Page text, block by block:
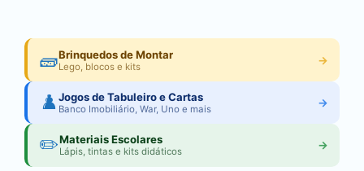
🧱Brinquedos de Montar
Lego, blocos e kits →
♟️Jogos de Tabuleiro e Cartas
Banco Imobiliário, War, Uno e mais →
✏️Materiais Escolares
Lápis, tintas e kits didáticos →